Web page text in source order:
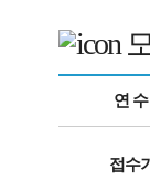
연
접수